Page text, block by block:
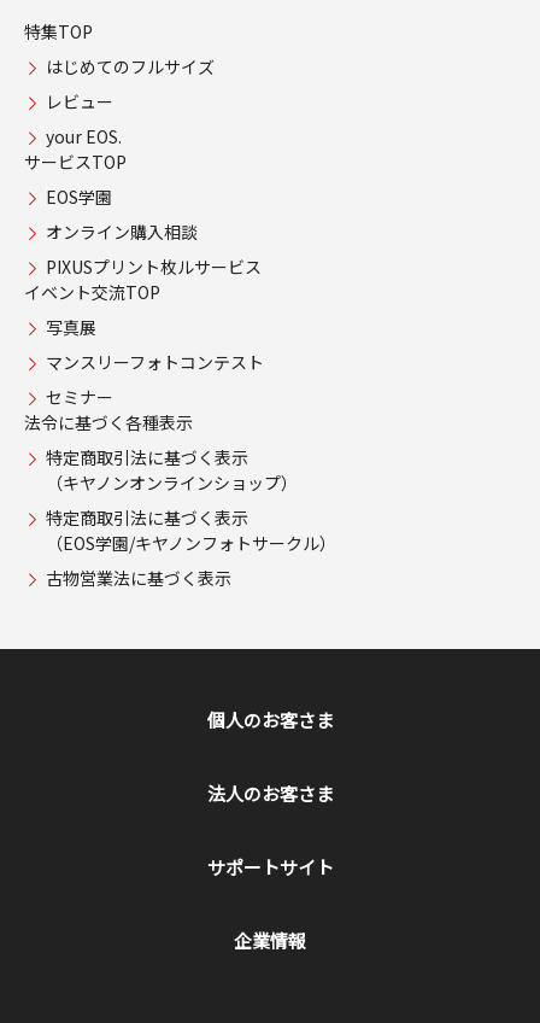
特集TOP
はじめてのフルサイズ
レビュー
your EOS.
サービスTOP
EOS学園
オンライン購入相談
PIXUSプリント枚ルサービス
イベント交流TOP
写真展
マンスリーフォトコンテスト
セミナー
法令に基づく各種表示
特定商取引法に基づく表示
（キヤノンオンラインショップ）
特定商取引法に基づく表示
（EOS学園/キヤノンフォトサークル）
古物営業法に基づく表示
個人のお客さま
法人のお客さま
サポートサイト
企業情報